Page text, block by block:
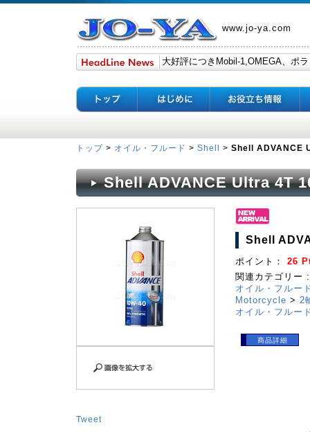
www.jo-ya.com
トップ > オイル・フルード > Shell > Shell ADVANCE
Shell ADVANCE Ultra 4T
Tweet
Shell
ポイント： 26
関連カテゴリー :
オイル・フルー
Motorcycle > 2
オイル・フルー
商品詳細